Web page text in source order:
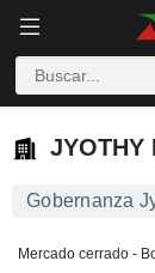
JYOTHY
JYOTHY
Gobernanza
Mercado cerrado -